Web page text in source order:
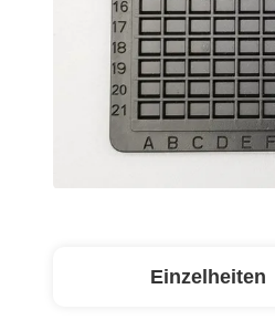
Einzelheiten